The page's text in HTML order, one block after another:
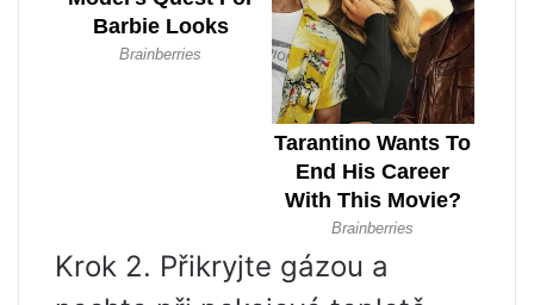
Krok 2. Přikryjte gázou a